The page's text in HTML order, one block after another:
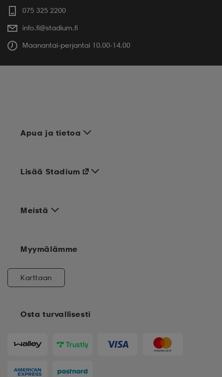
075 325 2200
info.fi@stadium.fi
Maanantai-perjantai 10.00-14.00
Apua ja tietoa
Meistä
Osta turvallisesti
Lisää Stadium
Myymälämme
Karttaan